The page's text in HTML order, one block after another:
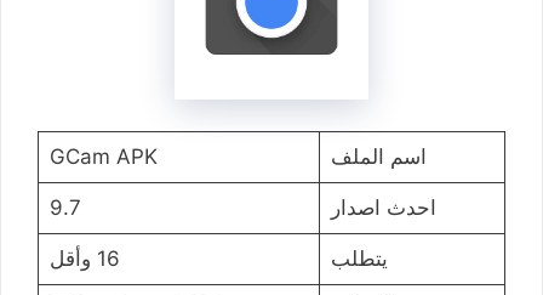
اسم الملف GCam APK
احدث اصدار 9.7
يتطلب 16 وأقل